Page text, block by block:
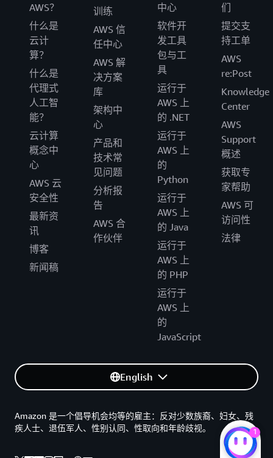
AWS？
什么是
云计
算？
什么是
代理式
人工智
能？
云计算
概念中
心
AWS 云
安全性
最新资
讯
博客
新闻稿
训练
AWS 信
任中心
AWS 解
决方案
库
架构中
心
产品和
技术常
见问题
分析报
告
AWS 合
作伙伴
中心
软件开
发工具
包与工
具
运行于
AWS 上
的 .NET
运行于
AWS 上
的
Python
运行于
AWS 上
的 Java
运行于
AWS 上
的 PHP
运行于
AWS 上
的
JavaScript
们
提交支
持工单
AWS
re:Post
Knowledge
Center
AWS
Support
概述
获取专
家帮助
AWS 可
访问性
法律
English
Amazon 是一个倡导机会均等的雇主：反对少数族裔、妇女、残
疾人士、退伍军人、性别认同、性取向和年龄歧视。
1